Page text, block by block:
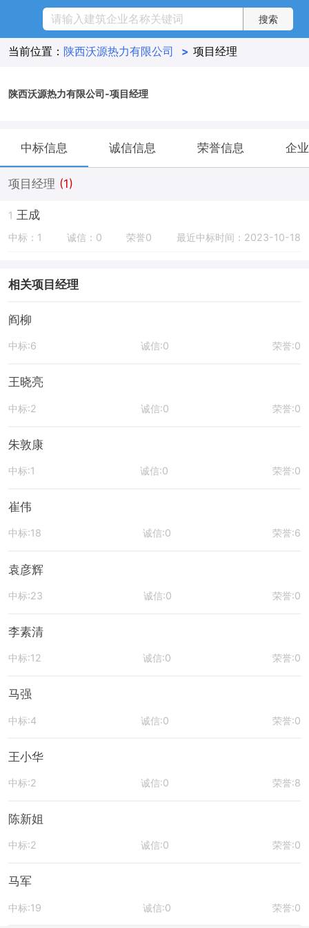
当前位置： 陕西沃源热力有限公司 > 项目经理
陕西沃源热力有限公司-项目经理
中标信息 诚信信息 荣誉信息 企
项目经理 (1)
1 王成
中标：1 诚信：0 荣誉0 最近中标时间：2023-10-18
相关项目经理
阎柳
中标:6 诚信:0 荣誉:0
王晓亮
中标:2 诚信:0 荣誉:0
朱敦康
中标:1 诚信:0 荣誉:0
崔伟
中标:18 诚信:0 荣誉:6
袁彦辉
中标:23 诚信:0 荣誉:0
李素清
中标:12 诚信:0 荣誉:0
马强
中标:4 诚信:0 荣誉:0
王小华
中标:2 诚信:0 荣誉:8
陈新姐
中标:2 诚信:0 荣誉:0
马军
中标:19 诚信:0 荣誉:0